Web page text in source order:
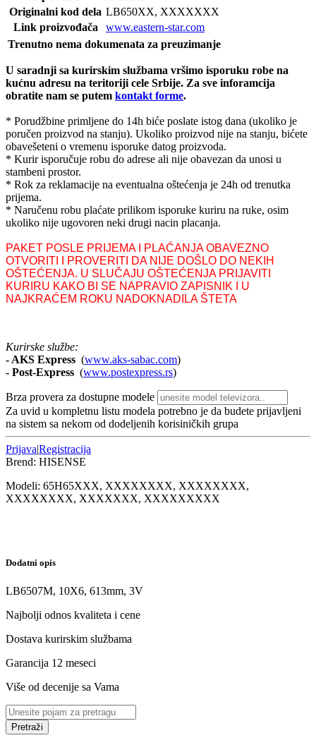
Originalni kod dela LB650XX, XXXXXXX
Link proizvođača
www.eastern-star.com
Trenutno nema dokumenata za preuzimanje
U saradnji sa kurirskim službama vršimo isporuku robe na
kućnu adresu na teritoriji cele Srbije. Za sve inforamcija
obratite nam se putem kontakt forme.
* Porudžbine primljene do 14h biće poslate istog dana (ukoliko je
poručen proizvod na stanju). Ukoliko proizvod nije na stanju, bićete
obavešeteni o vremenu isporuke datog proizvoda.
* Kurir isporučuje robu do adrese ali nije obavezan da unosi u
stambeni prostor.
* Rok za reklamacije na eventualna oštećenja je 24h od trenutka
prijema.
* Naručenu robu plaćate prilikom isporuke kuriru na ruke, osim
ukoliko nije ugovoren neki drugi nacin placanja.
PAKET POSLE PRIJEMA I PLAĆANJA OBAVEZNO
OTVORITI I PROVERITI DA NIJE DOŠLO DO NEKIH
OŠTEĆENJA. U SLUČAJU OŠTEĆENJA PRIJAVITI
KURIRU KAKO BI SE NAPRAVIO ZAPISNIK I U
NAJKRAĆEM ROKU NADOKNADILA ŠTETA
Kurirske službe:
- AKS Express (www.aks-sabac.com)
- Post-Express (www.postexpress.rs)
Brza provera za dostupne modele
Za uvid u kompletnu listu modela potrebno je da budete prijavljeni
na sistem sa nekom od dodeljenih korisiničkih grupa
Prijava|Registracija
Brend: HISENSE
Modeli: 65H65XXX, XXXXXXXX, XXXXXXXX,
XXXXXXXX, XXXXXXX, XXXXXXXXX
Dodatni opis
LB6507M, 10X6, 613mm, 3V
Najbolji odnos kvaliteta i cene
Dostava kurirskim službama
Garancija 12 meseci
Više od decenije sa Vama
Pretraži